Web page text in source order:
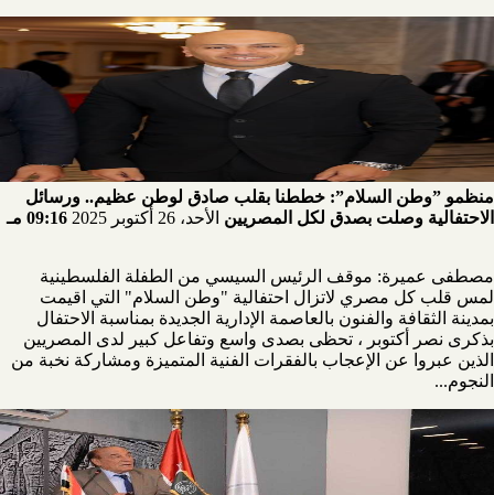
منظمو ”وطن السلام”: خططنا بقلب صادق لوطن عظيم.. ورسائل
الاحتفالية وصلت بصدق لكل المصريين الأحد، 26 أكتوبر 2025 09:16 مـ
مصطفى عميرة: موقف الرئيس السيسي من الطفلة الفلسطينية
لمس قلب كل مصري لاتزال احتفالية "وطن السلام" التي اقيمت
بمدينة الثقافة والفنون بالعاصمة الإدارية الجديدة بمناسبة الاحتفال
بذكرى نصر أكتوبر ، تحظى بصدى واسع وتفاعل كبير لدى المصريين
الذين عبروا عن الإعجاب بالفقرات الفنية المتميزة ومشاركة نخبة من
النجوم...